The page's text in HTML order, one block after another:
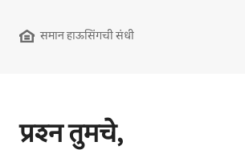
समान हाऊसिंगची संधी
प्रश्न तुमचे,